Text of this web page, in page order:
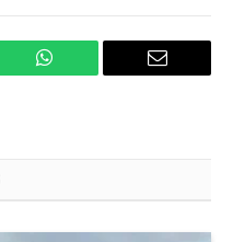
WhatsApp Email